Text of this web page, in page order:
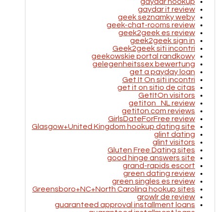
gaydar it review
geek seznamky weby
geek-chat-rooms review
geek2geek es review
geek2geek sign in
Geek2geek siti incontri
geekowskie portal randkowy
gelegenheitssex bewertung
get a payday loan
Get It On siti incontri
get it on sitio de citas
GetItOn visitors
getiton_NL review
getiton.com reviews
GirlsDateForFree review
Glasgow+United Kingdom hookup dating site
glint dating
glint visitors
Gluten Free Dating sites
good hinge answers site
grand-rapids escort
green dating review
green singles es review
Greensboro+NC+North Carolina hookup sites
growlr de review
guaranteed approval installment loans